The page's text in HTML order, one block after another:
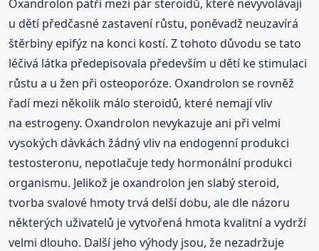
Oxandrolon patří mezi pár steroidů, které nevyvolávají
u dětí předčasné zastavení růstu, poněvadž neuzavírá
štěrbiny epifýz na konci kostí. Z tohoto důvodu se tato
léčivá látka předepisovala především u dětí ke stimulaci
růstu a u žen při osteoporóze. Oxandrolon se rovněž
řadí mezi několik málo steroidů, které nemají vliv
na estrogeny. Oxandrolon nevykazuje ani při velmi
vysokých dávkách žádný vliv na endogenní produkci
testosteronu, nepotlačuje tedy hormonální produkci
organismu. Jelikož je oxandrolon jen slabý steroid,
tvorba svalové hmoty trvá delší dobu, ale dle názoru
některých uživatelů je vytvořená hmota kvalitní a vydrží
velmi dlouho. Další jeho výhody jsou, že nezadržuje